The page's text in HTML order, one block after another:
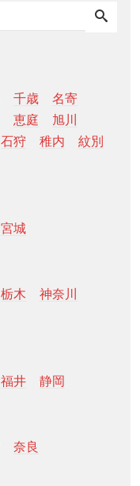
千歳
名寄
恵庭
旭川
石狩 稚内
紋別
宮城
栃木
神奈川
福井 静岡
奈良